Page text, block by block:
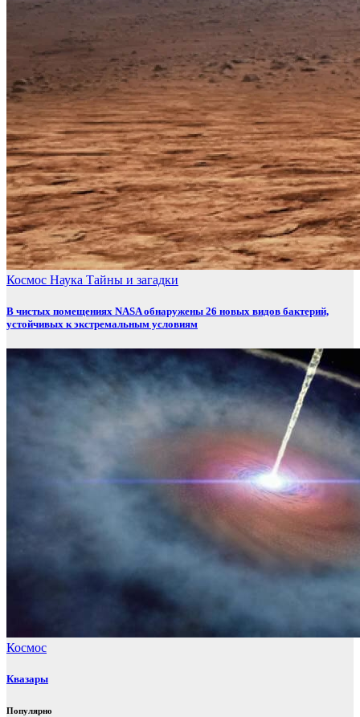
Космос Наука Тайны и загадки
В чистых помещениях NASA обнаружены 26 новых видов бактерий,
устойчивых к экстремальным условиям
Космос
Квазары
Популярно